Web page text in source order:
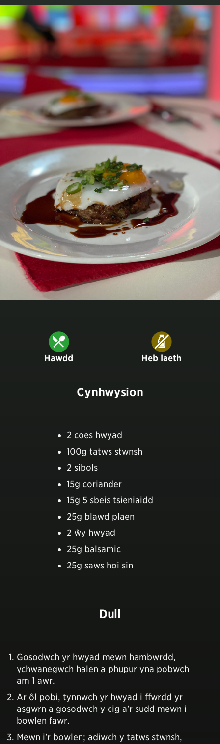
Hawdd Heb laeth
Cynhwysion
2 coes hwyad
100g tatws stwnsh
2 sibols
15g coriander
15g 5 sbeis tsieniaidd
25g blawd plaen
2 ŵy hwyad
25g balsamic
25g saws hoi sin
Dull
Gosodwch yr hwyad mewn hambwrdd,
ychwanegwch halen a phupur yna pobwch
am 1 awr.
Ar ôl pobi, tynnwch yr hwyad i ffwrdd yr
asgwrn a gosodwch y cig a'r sudd mewn i
bowlen fawr.
Mewn i'r bowlen; adiwch y tatws stwnsh,